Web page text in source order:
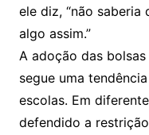
ele diz, “não
algo assim.”
A adoção das
segue uma
escolas. Em
defendido a